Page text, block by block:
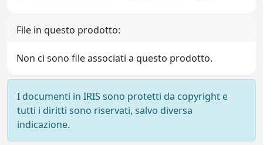
File in questo prodotto:
Non ci sono file associati a questo prodotto.
I documenti in IRIS sono protetti da copyright e
tutti i diritti sono riservati, salvo diversa
indicazione.